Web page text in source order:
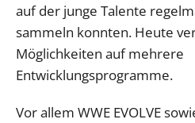
auf der junge Talente
sammeln konnten. Heute
Möglichkeiten auf mehrere
Entwicklungsprogramme.
Vor allem WWE EVOLVE